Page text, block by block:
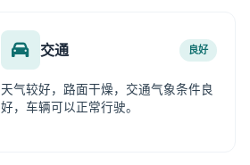
交通 良好
天气较好，路面干燥，交通气象条件良
好，车辆可以正常行驶。